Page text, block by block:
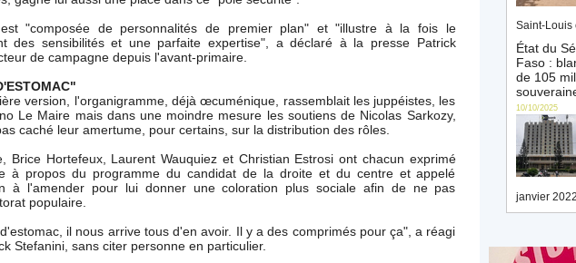
"composée de personnalités de premier plan" et "illustre à la fois le
des sensibilités et une parfaite expertise", a déclaré à la presse Patrick
de campagne depuis l'avant-primaire.
version, l'organigramme, déjà œcuménique, rassemblait les juppéistes, les
Le Maire mais dans une moindre mesure les soutiens de Nicolas Sarkozy,
caché leur amertume, pour certains, sur la distribution des rôles.
Brice Hortefeux, Laurent Wauquiez et Christian Estrosi ont chacun exprimé
à propos du programme du candidat de la droite et du centre et appelé
à l'amender pour lui donner une coloration plus sociale afin de ne pas
populaire.
il nous arrive tous d'en avoir. Il y a des comprimés pour ça", a réagi
Stefanini, sans citer personne en particulier.
Saint-Louis
État du
Faso :
de 105
10/10/2025
janvier